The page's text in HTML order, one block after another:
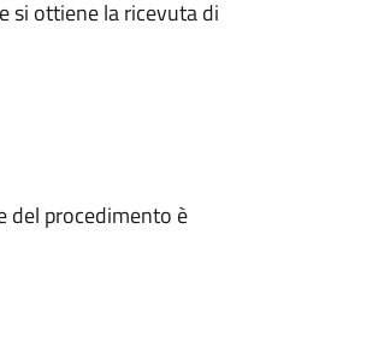
si ottiene la ricevuta di
del procedimento è